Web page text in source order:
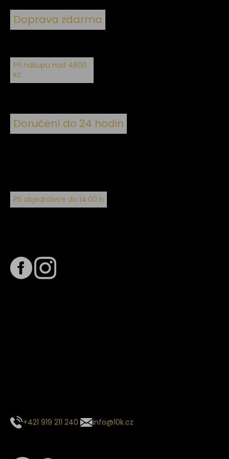
Doprava zdarma
Při nákupu nad 4800
Kč
Doručení do 24 hodin
Při objednávce do 14:00 h
+421 919 211 240 info@10k.cz